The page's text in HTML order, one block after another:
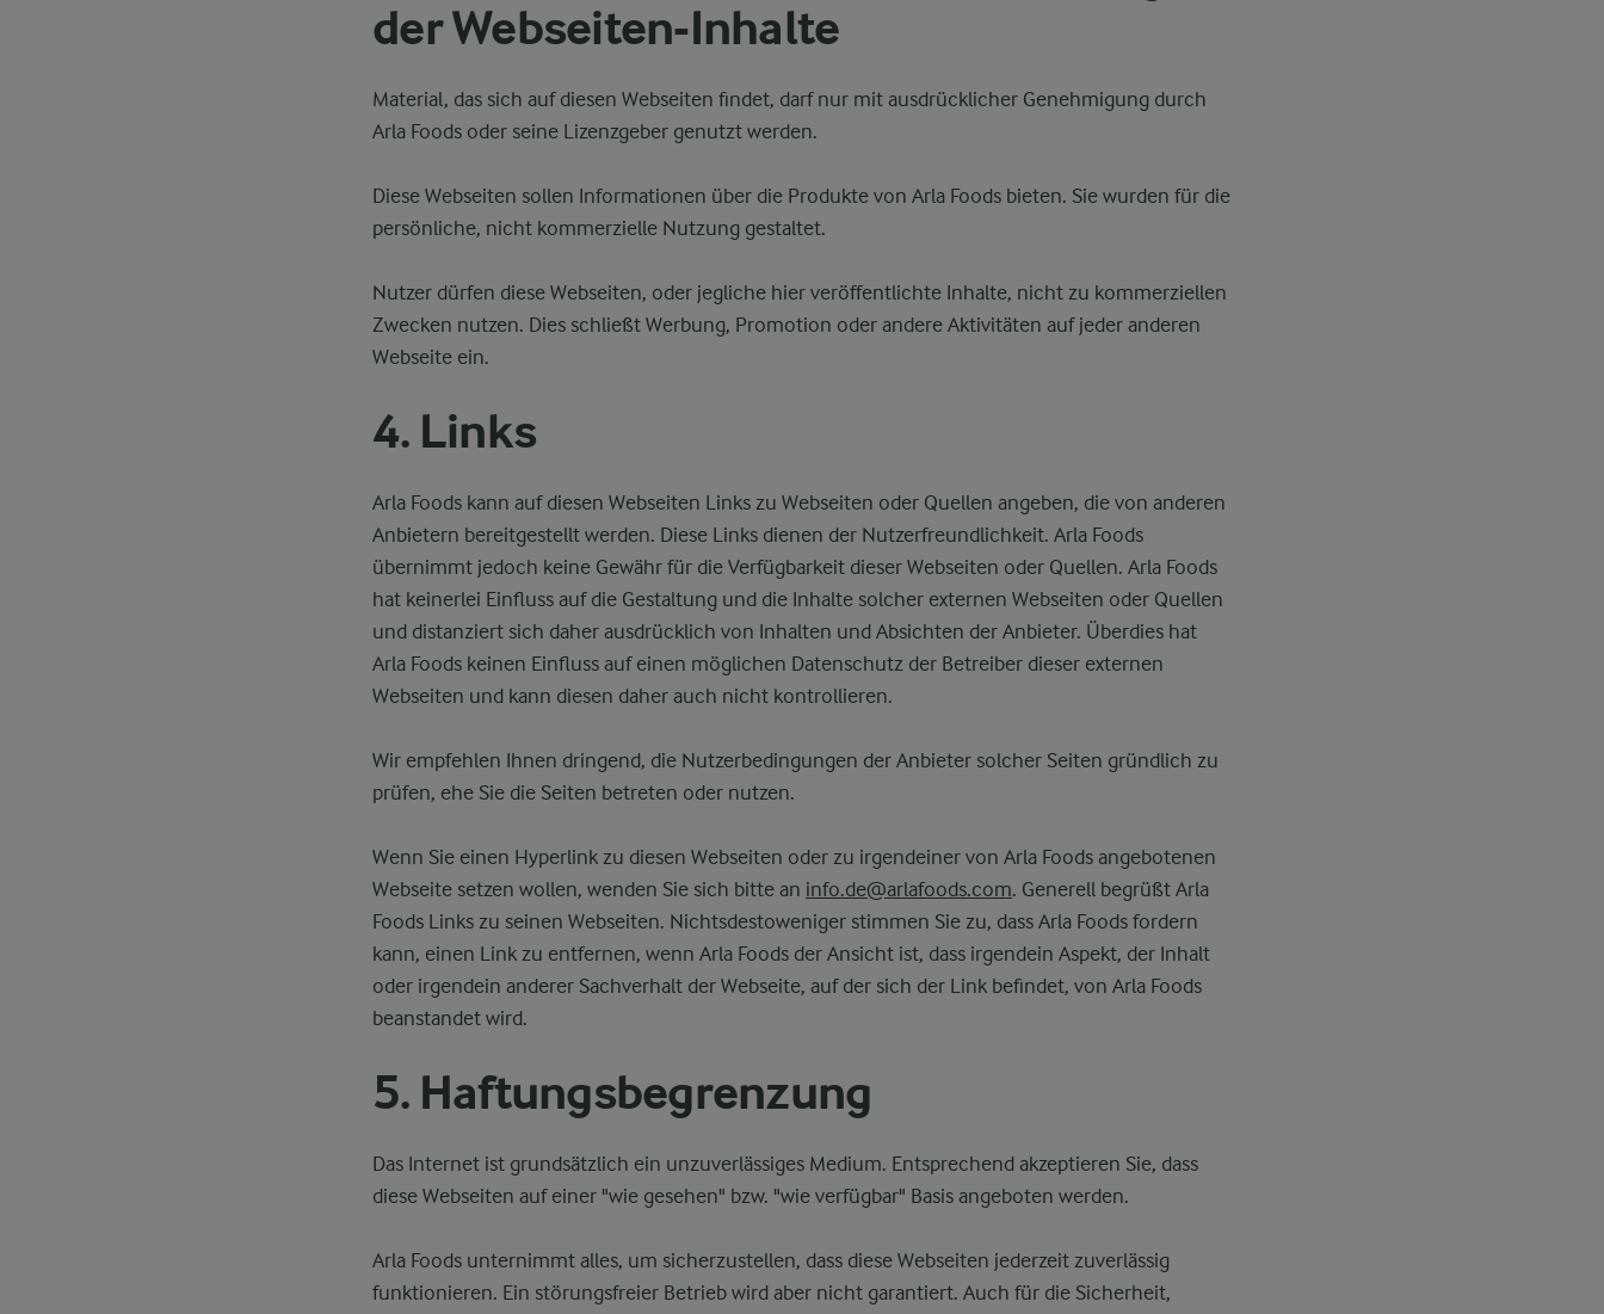
der Webseiten-Inhalte
Material, das sich auf diesen Webseiten findet, darf nur mit ausdrücklicher Genehmigung durch
Arla Foods oder seine Lizenzgeber genutzt werden.
Diese Webseiten sollen Informationen über die Produkte von Arla Foods bieten. Sie wurden für die
persönliche, nicht kommerzielle Nutzung gestaltet.
Nutzer dürfen diese Webseiten, oder jegliche hier veröffentlichte Inhalte, nicht zu kommerziellen
Zwecken nutzen. Dies schließt Werbung, Promotion oder andere Aktivitäten auf jeder anderen
Webseite ein.
4. Links
Arla Foods kann auf diesen Webseiten Links zu Webseiten oder Quellen angeben, die von anderen
Anbietern bereitgestellt werden. Diese Links dienen der Nutzerfreundlichkeit. Arla Foods
übernimmt jedoch keine Gewähr für die Verfügbarkeit dieser Webseiten oder Quellen. Arla Foods
hat keinerlei Einfluss auf die Gestaltung und die Inhalte solcher externen Webseiten oder Quellen
und distanziert sich daher ausdrücklich von Inhalten und Absichten der Anbieter. Überdies hat
Arla Foods keinen Einfluss auf einen möglichen Datenschutz der Betreiber dieser externen
Webseiten und kann diesen daher auch nicht kontrollieren.
Wir empfehlen Ihnen dringend, die Nutzerbedingungen der Anbieter solcher Seiten gründlich zu
prüfen, ehe Sie die Seiten betreten oder nutzen.
Wenn Sie einen Hyperlink zu diesen Webseiten oder zu irgendeiner von Arla Foods angebotenen
Webseite setzen wollen, wenden Sie sich bitte an info.de@arlafoods.com. Generell begrüßt Arla
Foods Links zu seinen Webseiten. Nichtsdestoweniger stimmen Sie zu, dass Arla Foods fordern
kann, einen Link zu entfernen, wenn Arla Foods der Ansicht ist, dass irgendein Aspekt, der Inhalt
oder irgendein anderer Sachverhalt der Webseite, auf der sich der Link befindet, von Arla Foods
beanstandet wird.
5. Haftungsbegrenzung
Das Internet ist grundsätzlich ein unzuverlässiges Medium. Entsprechend akzeptieren Sie, dass
diese Webseiten auf einer "wie gesehen" bzw. "wie verfügbar" Basis angeboten werden.
Arla Foods unternimmt alles, um sicherzustellen, dass diese Webseiten jederzeit zuverlässig
funktionieren. Ein störungsfreier Betrieb wird aber nicht garantiert. Auch für die Sicherheit,